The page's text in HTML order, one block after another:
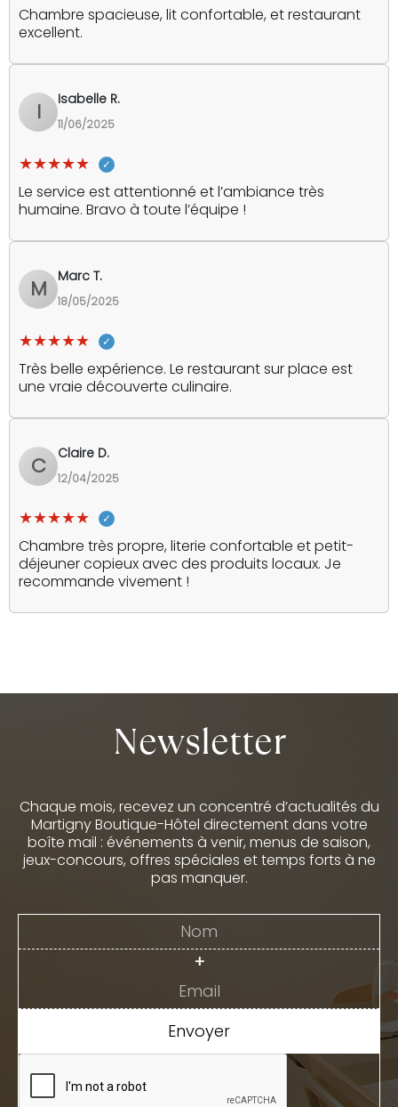
Chambre spacieuse, lit confortable, et restaurant
excellent.
I Isabelle R.
11/06/2025
★★★★★
Le service est attentionné et l’ambiance très
humaine. Bravo à toute l’équipe !
M Marc T.
18/05/2025
★★★★★
Très belle expérience. Le restaurant sur place est
une vraie découverte culinaire.
C Claire D.
12/04/2025
★★★★★
Chambre très propre, literie confortable et petit-
déjeuner copieux avec des produits locaux. Je
recommande vivement !
Newsletter
Chaque mois, recevez un concentré d’actualités du
Martigny Boutique-Hôtel directement dans votre
boîte mail : événements à venir, menus de saison,
jeux-concours, offres spéciales et temps forts à ne
pas manquer.
+
Envoyer